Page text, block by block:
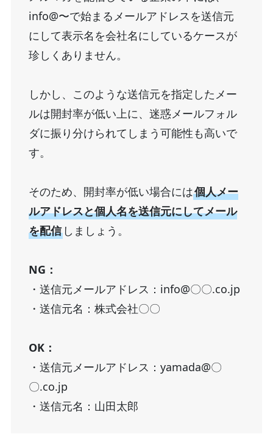
info@〜で始まるメールアドレスを送信元
にして表示名を会社名にしているケースが
珍しくありません。
しかし、このような送信元を指定したメー
ルは開封率が低い上に、迷惑メールフォル
ダに振り分けられてしまう可能性も高いで
す。
そのため、開封率が低い場合には個人メー
ルアドレスと個人名を送信元にしてメール
を配信しましょう。
NG：
・送信元メールアドレス：info@〇〇.co.jp
・送信元名：株式会社〇〇
OK：
・送信元メールアドレス：yamada@〇
〇.co.jp
・送信元名：山田太郎